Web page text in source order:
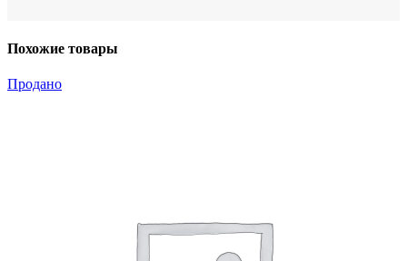
Похожие товары
Продано